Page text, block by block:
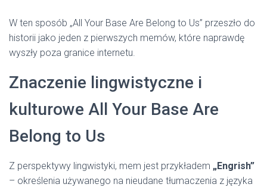
W ten sposób „All Your Base Are Belong to Us” przeszło do
historii jako jeden z pierwszych memów, które naprawdę
wyszły poza granice internetu.
Znaczenie lingwistyczne i
kulturowe All Your Base Are
Belong to Us
Z perspektywy lingwistyki, mem jest przykładem „Engrish”
– określenia używanego na nieudane tłumaczenia z języka